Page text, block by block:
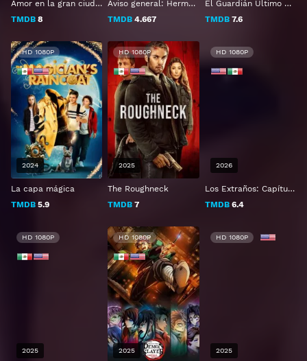
Amor en la gran ciudad
TMDB 8
Aviso general: Hermandad
TMDB 4.667
El Guardián Último Refugio
TMDB7.6
La capa mágica
TMDB 5.9
HD 1080P
2024
The Roughneck
TMDB 7
HD 1080P
2025
Los Extraños: Capítulo 3
TMDB6.4
HD 1080P
2026
HD 1080P
2025
HD 1080P
2025
HD 1080P
2025